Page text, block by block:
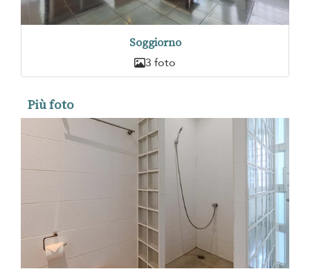
Soggiorno
3 foto
Più foto